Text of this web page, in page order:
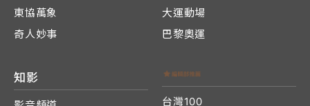
東協萬象
奇人妙事
大運動場
巴黎奧運
知影
台灣100